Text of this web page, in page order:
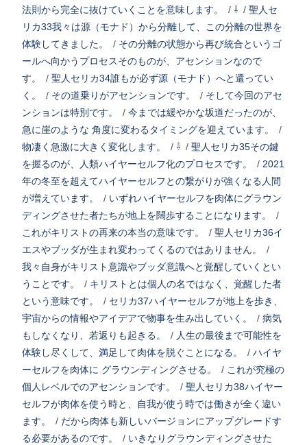
法則から完全に抜けていくことを意味します。
/ ⇩ / 聖人セ
リカ33我々は源（モナド）から分離して、この分離の世界を
体験してきました。
/ その分離の状態から再び統合というゴ
ールへ向かうプロセスそのものが、アセンションなので
す。
/ 聖人セリカ34誰もが必ず源（モナド）へと還ってい
く。
/ その道乗りがアセンションです。 / そして今回のアセ
ンションは特別です。
/ 今までは緩やかな坂道だったのが、
急に崖のような 角度に変わるタイミングを迎えています。
/
物凄く急激に大きく変化します。
/ ⇩ / 聖人セリカ35その鍵
を握るのが、人類ハイヤーセルフ化のプロセスです。
/ 2021
年の冬至を超えてハイヤーセルフとの繋がりが強くなる人間
が増えています。
/ いずれハイヤーセルフを肉体にグラウン
ディングさせた者たちが地上を闊歩することになります。
/
これがキリストの再来の本当の意味です。
/ 聖人セリカ36イ
エスやブッダが生まれ変わってくるのではありません。
/
我々自身がキリスト意識やブッダ意識へと覚醒していくとい
うことです。
/ キリストとは個人の名ではなく、覚醒した者
という意味です。
/ セリカ37ハイヤーセルフが地上を歩き、
宇宙からの情報やアイデアで物事を生み出していく。
/ 病気
もしなくなり、若返りも起きる。
/ 人生の最後まで可能性を
体験し尽くして、満足して肉体を脱ぐことになる。
/ ハイヤ
ーセルフを肉体に グラウンディングさせる。
/ これが究極の
個人レベルでのアセンションです。
/ 聖人セリカ38ハイヤー
セルフが肉体を使う時と、自我が使う時では働きが全く違い
ます。
/ だから肉体も新しいバージョンにアップグレードす
る必要があるのです。
/ いきなりグラウンディングさせた